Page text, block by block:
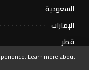
السعودية
الإمارات
قطر
Learn more about: